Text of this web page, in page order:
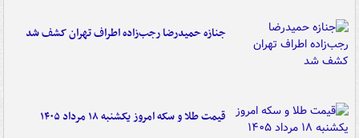
جنازه حمیدرضا رجب‌زاده اطراف تهران کشف شد
قیمت طلا و سکه امروز یکشنبه ۱۸ مرداد ۱۴۰۵